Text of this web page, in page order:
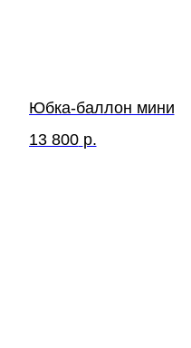
Юбка-баллон мини
13 800 р.